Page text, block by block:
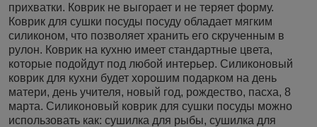
прихватки. Коврик не выгорает и не теряет форму.
Коврик для сушки посуды посуду обладает мягким
силиконом, что позволяет хранить его скрученным в
рулон. Коврик на кухню имеет стандартные цвета,
которые подойдут под любой интерьер. Силиконовый
коврик для кухни будет хорошим подарком на день
матери, день учителя, новый год, рождество, пасха, 8
марта. Силиконовый коврик для сушки посуды можно
использовать как: сушилка для рыбы, сушилка для